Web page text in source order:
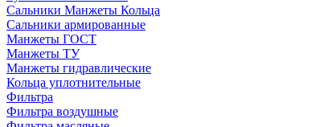
Сальники Манжеты Кольца
Сальники армированные
Манжеты ГОСТ
Манжеты ТУ
Манжеты гидравлические
Кольца уплотнительные
Фильтра
Фильтра воздушные